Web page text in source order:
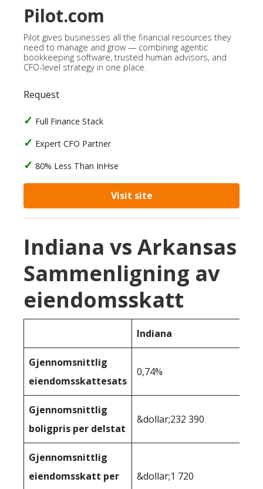
Pilot.com
Pilot gives businesses all the financial resources they
need to manage and grow — combining agentic
bookkeeping software, trusted human advisors, and
CFO-level strategy in one place.
Request
Full Finance Stack
Expert CFO Partner
80% Less Than InHse
Visit site
Indiana vs Arkansas
Sammenligning av
eiendomsskatt
Indiana
Gjennomsnittlig
eiendomsskattesats
0,74%
Gjennomsnittlig
boligpris per delstat
&dollar;232 390
Gjennomsnittlig
eiendomsskatt per
&dollar;1 720